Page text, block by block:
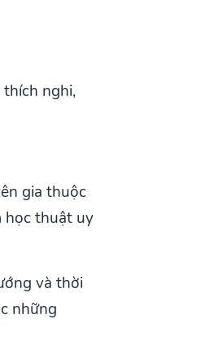
nghi,
gia thuộc
học thuật uy
và thời
những